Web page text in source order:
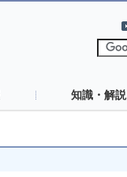
知識・解説